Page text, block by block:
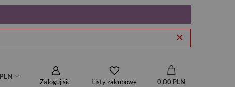
PLN
Zaloguj się Listy zakupowe 0,00 PLN